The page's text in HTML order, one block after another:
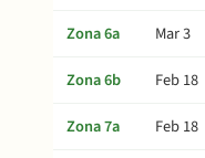
Zona 6a
Mar 3
Zona 6b
Feb 18
Zona 7a
Feb 18